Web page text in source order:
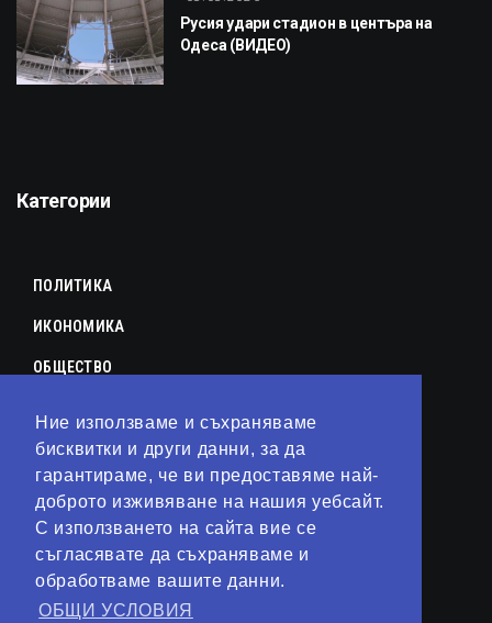
Ние използваме и съхраняваме
бисквитки и други данни, за да
гарантираме, че ви предоставяме най-
доброто изживяване на нашия уебсайт.
С използването на сайта вие се
съгласявате да съхраняваме и
обработваме вашите данни.
ОБЩИ УСЛОВИЯ
Русия удари стадион в центъра на
Одеса (ВИДЕО)
Категории
ПОЛИТИКА
ИКОНОМИКА
ОБЩЕСТВО
КУЛТУРА
ЛАЙФСТАЙЛ
ТЕХНОЛОГИИ
АНАЛИЗИ
СВЯТ